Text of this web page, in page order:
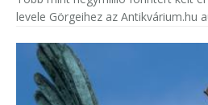
levele Görgeihez az Antikvárium.hu